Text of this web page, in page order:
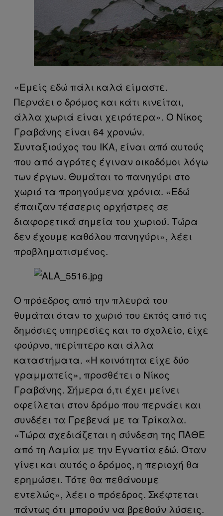
«Εμείς εδώ πάλι καλά είμαστε.
Περνάει ο δρόμος και κάτι κινείται,
άλλα χωριά είναι χειρότερα». Ο Νίκος
Γραβάνης είναι 64 χρονών.
Συνταξιούχος του ΙΚΑ, είναι από αυτούς
που από αγρότες έγιναν οικοδόμοι λόγω
των έργων. Θυμάται το πανηγύρι στο
χωριό τα προηγούμενα χρόνια. «Εδώ
έπαιζαν τέσσερις ορχήστρες σε
διαφορετικά σημεία του χωριού. Τώρα
δεν έχουμε καθόλου πανηγύρι», λέει
προβληματισμένος.
Ο πρόεδρος από την πλευρά του
θυμάται όταν το χωριό του εκτός από τις
δημόσιες υπηρεσίες και το σχολείο, είχε
φούρνο, περίπτερο και άλλα
καταστήματα. «Η κοινότητα είχε δύο
γραμματείς», προσθέτει ο Νίκος
Γραβάνης. Σήμερα ό,τι έχει μείνει
οφείλεται στον δρόμο που περνάει και
συνδέει τα Γρεβενά με τα Τρίκαλα.
«Τώρα σχεδιάζεται η σύνδεση της ΠΑΘΕ
από τη Λαμία με την Εγνατία εδώ. Όταν
γίνει και αυτός ο δρόμος, η περιοχή θα
ερημώσει. Τότε θα πεθάνουμε
εντελώς», λέει ο πρόεδρος. Σκέφτεται
πάντως ότι μπορούν να βρεθούν λύσεις.